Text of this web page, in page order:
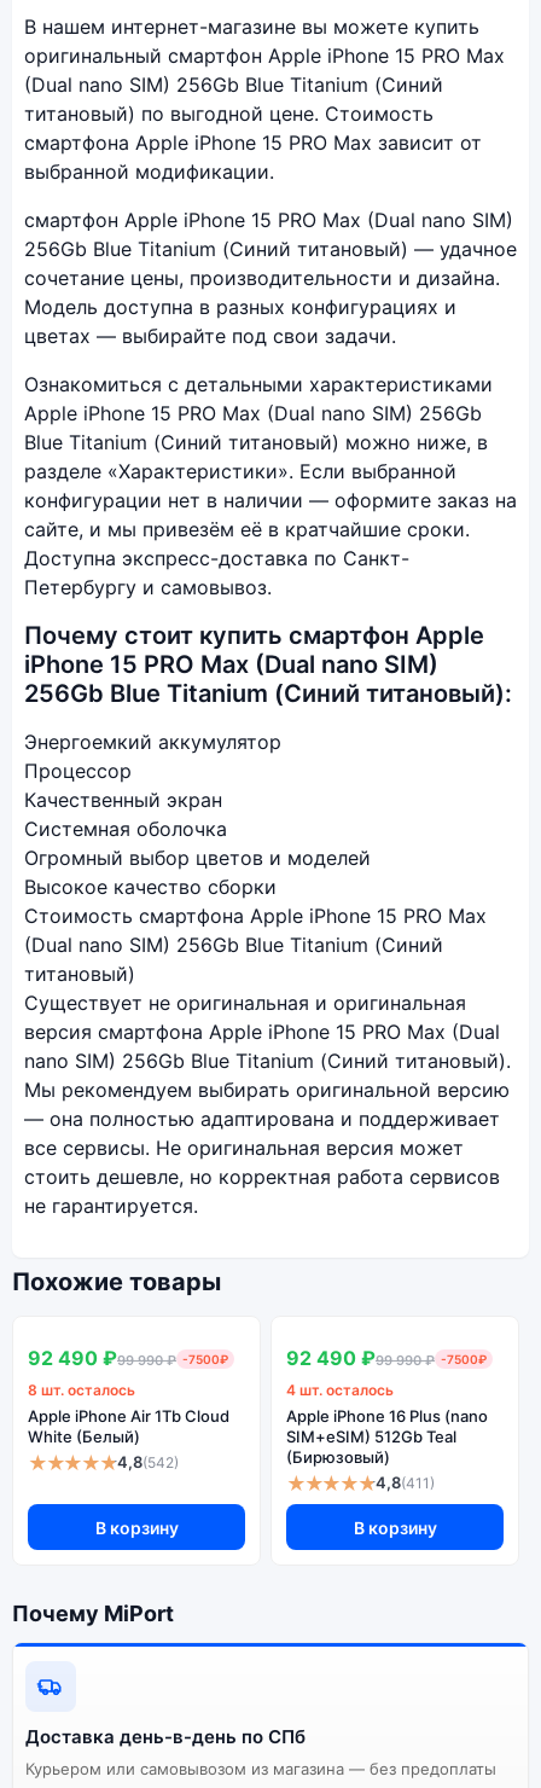
В нашем интернет-магазине вы можете купить
оригинальный смартфон Apple iPhone 15 PRO Max
(Dual nano SIM) 256Gb Blue Titanium (Синий
титановый) по выгодной цене. Стоимость
смартфона Apple iPhone 15 PRO Max зависит от
выбранной модификации.
смартфон Apple iPhone 15 PRO Max (Dual nano SIM)
256Gb Blue Titanium (Синий титановый) — удачное
сочетание цены, производительности и дизайна.
Модель доступна в разных конфигурациях и
цветах — выбирайте под свои задачи.
Ознакомиться с детальными характеристиками
Apple iPhone 15 PRO Max (Dual nano SIM) 256Gb
Blue Titanium (Синий титановый) можно ниже, в
разделе «Характеристики». Если выбранной
конфигурации нет в наличии — оформите заказ на
сайте, и мы привезём её в кратчайшие сроки.
Доступна экспресс-доставка по Санкт-
Петербургу и самовывоз.
Почему стоит купить смартфон Apple
iPhone 15 PRO Max (Dual nano SIM)
256Gb Blue Titanium (Синий титановый):
Энергоемкий аккумулятор
Процессор
Качественный экран
Системная оболочка
Огромный выбор цветов и моделей
Высокое качество сборки
Стоимость смартфона Apple iPhone 15 PRO Max
(Dual nano SIM) 256Gb Blue Titanium (Синий
титановый)
Существует не оригинальная и оригинальная
версия смартфона Apple iPhone 15 PRO Max (Dual
nano SIM) 256Gb Blue Titanium (Синий титановый).
Мы рекомендуем выбирать оригинальной версию
— она полностью адаптирована и поддерживает
все сервисы. Не оригинальная версия может
стоить дешевле, но корректная работа сервисов
не гарантируется.
Похожие товары
92 490 ₽99 990 ₽ -7500₽
8 шт. осталось
Apple iPhone Air 1Tb Cloud
White (Белый)
★★★★★4,8(542)
В корзину
92 490 ₽99 990 ₽ -7500₽
4 шт. осталось
Apple iPhone 16 Plus (nano
SIM+eSIM) 512Gb Teal
(Бирюзовый)
★★★★★4,8(411)
В корзину
Почему MiPort
Доставка день-в-день по СПб
Курьером или самовывозом из магазина — без предоплаты